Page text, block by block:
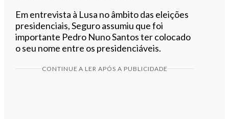
Em entrevista à Lusa no âmbito das eleições
presidenciais, Seguro assumiu que foi
importante Pedro Nuno Santos ter colocado
o seu nome entre os presidenciáveis.
CONTINUE A LER APÓS A PUBLICIDADE